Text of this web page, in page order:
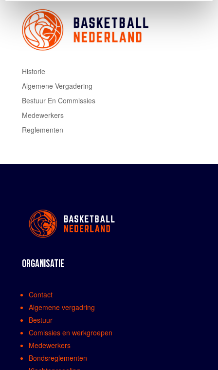
Historie
Algemene Vergadering
Bestuur En Commissies
Medewerkers
Reglementen
ORGANISATIE
Contact
Algemene vergadring
Bestuur
Comissies en werkgroepen
Medewerkers
Bondsreglementen